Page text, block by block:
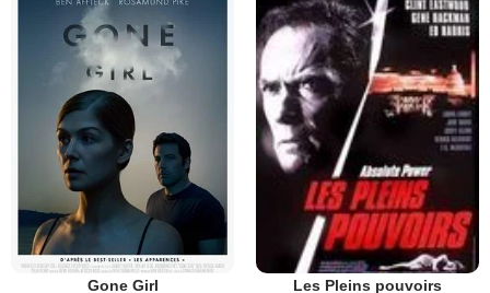
Gone Girl Les Pleins pouvoirs